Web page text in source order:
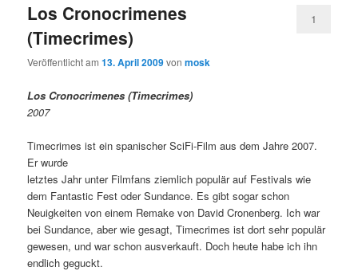
Los Cronocrimenes
(Timecrimes)
Veröffentlicht am13. April 2009vonmosk
1
Los Cronocrimenes (Timecrimes)
2007
Timecrimes ist ein spanischer SciFi-Film aus dem Jahre 2007.
Er wurde
letztes Jahr unter Filmfans ziemlich populär auf Festivals wie
dem Fantastic Fest oder Sundance. Es gibt sogar schon
Neuigkeiten von einem Remake von David Cronenberg. Ich war
bei Sundance, aber wie gesagt, Timecrimes ist dort sehr populär
gewesen, und war schon ausverkauft. Doch heute habe ich ihn
endlich geguckt.